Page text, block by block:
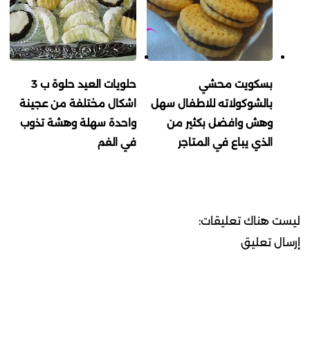
بسكويت محشي
بالشوكولاته للاطفال سهل
وهش وافضل بكثير من
الذي يباع في المتاجر
حلويات العيد حلوة ب 3
اشكال مختلفة من عجينة
واحدة سهلة وهشة تذوب
في الفم
ليست هناك تعليقات:
إرسال تعليق